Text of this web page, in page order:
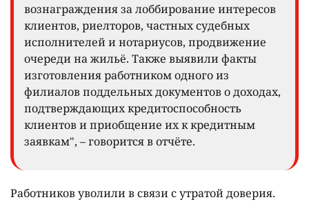
вознаграждения за лоббирование интересов
клиентов, риелторов, частных судебных
исполнителей и нотариусов, продвижение
очереди на жильё. Также выявили факты
изготовления работником одного из
филиалов поддельных документов о доходах,
подтверждающих кредитоспособность
клиентов и приобщение их к кредитным
заявкам", – говорится в отчёте.
Работников уволили в связи с утратой доверия.